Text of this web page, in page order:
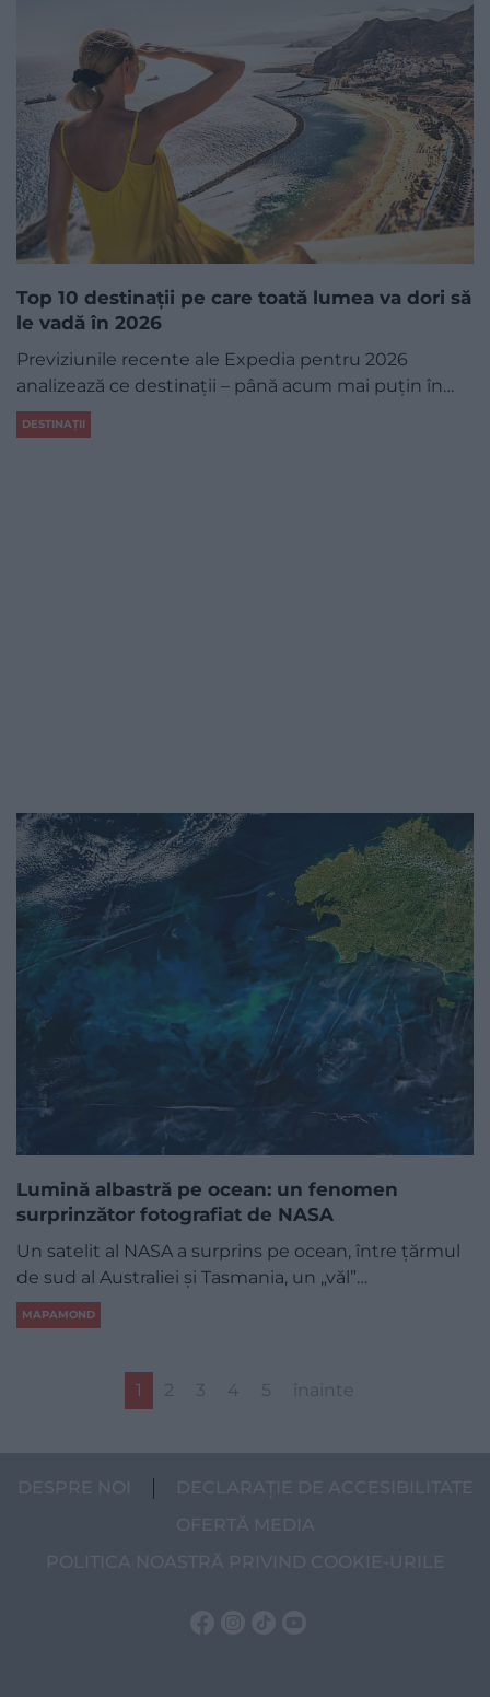
Top 10 destinații pe care toată lumea va dori să
le vadă în 2026
Previziunile recente ale Expedia pentru 2026
analizează ce destinații – până acum mai puțin în…
DESTINAȚII
Lumină albastră pe ocean: un fenomen
surprinzător fotografiat de NASA
Un satelit al NASA a surprins pe ocean, între țărmul
de sud al Australiei și Tasmania, un „văl”…
MAPAMOND
1 2 3 4 5 înainte